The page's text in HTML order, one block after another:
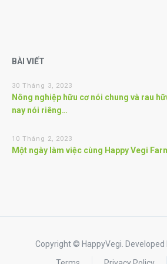
BÀI VIẾT
30 Tháng 3, 2023
Nông nghiệp hữu cơ nói chung và rau
nay nói riêng…
10 Tháng 2, 2023
Một ngày làm việc cùng Happy Vegi
Copyright © HappyVegi. Developed